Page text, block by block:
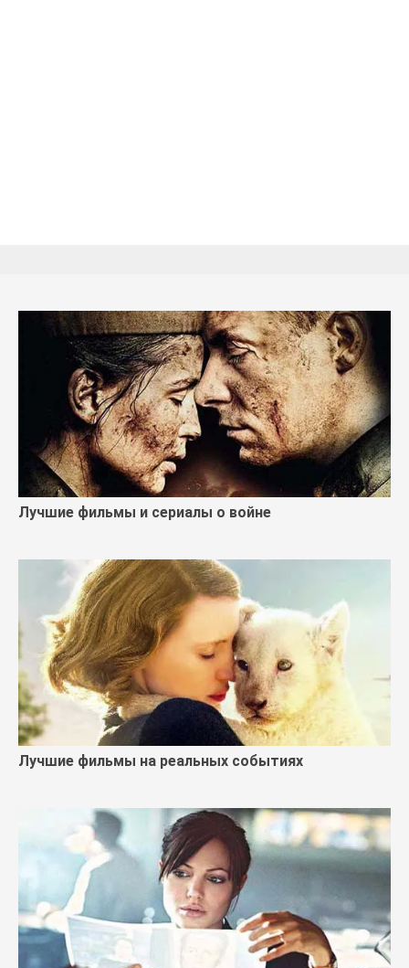
Лучшие фильмы и сериалы о войне
Лучшие фильмы на реальных событиях